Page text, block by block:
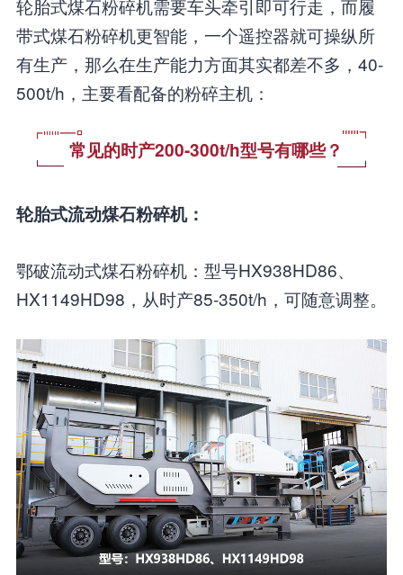
轮胎式煤石粉碎机需要车头牵引即可行走，而履
带式煤石粉碎机更智能，一个遥控器就可操纵所
有生产，那么在生产能力方面其实都差不多，40-
500t/h，主要看配备的粉碎主机：
常见的时产200-300t/h型号有哪些？
轮胎式流动煤石粉碎机：
鄂破流动式煤石粉碎机：型号HX938HD86、
HX1149HD98，从时产85-350t/h，可随意调整。